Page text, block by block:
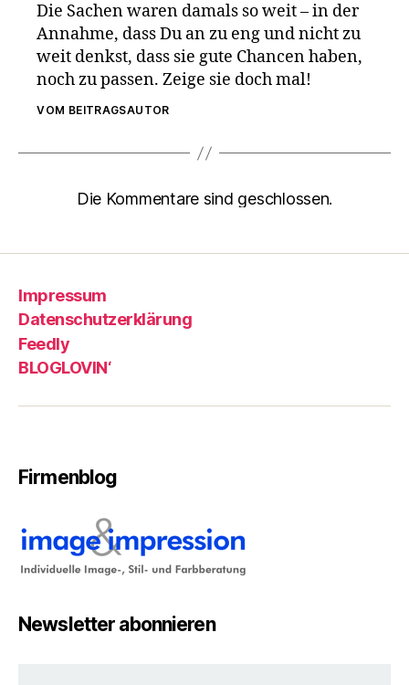
Die Sachen waren damals so weit – in der
Annahme, dass Du an zu eng und nicht zu
weit denkst, dass sie gute Chancen haben,
noch zu passen. Zeige sie doch mal!
VOM BEITRAGSAUTOR
Die Kommentare sind geschlossen.
Impressum
Datenschutzerklärung
Feedly
BLOGLOVIN‘
Firmenblog
Newsletter abonnieren